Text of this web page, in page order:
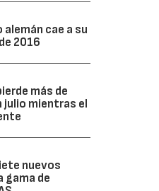
alemán cae a su
2016
más de
julio mientras el
nuevos
gama de